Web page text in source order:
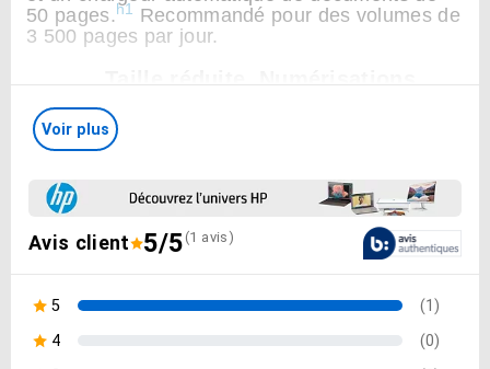
Compatibilité
PC & Mac
30 x 17.2 x 15.4
Part Number (référence fabricant)
6FW06A#B19
Catégorie produits
50 pages. h1
Recommandé pour des volumes de
3 500 pages par jour.
Taille réduite. Numérisations
rapides. Mêmes résultats fiables.
Optimisez les flux de travail
avec une numérisation à une
seule touche
Capturez des documents
d’entreprise comme un pro
Voir plus
Avis client
Le produit a une évaluation de 5 sur 5 avec un nombre
5/5 (1 avis)
5
1 avis avec une note de 5 étoiles, représentant 100%
(1)
4
0 avis avec une note de 4 étoiles, représentant 0% de
(0)